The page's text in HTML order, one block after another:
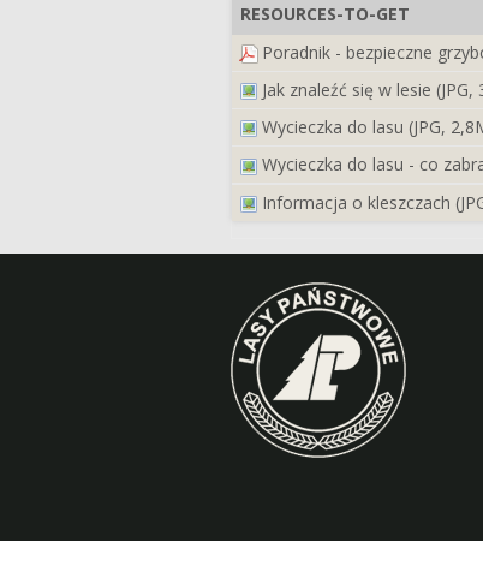
RESOURCES-TO-GET
Poradnik - bezpieczne
Jak znaleźć się w lesie (JPG,
Wycieczka do lasu (JPG,
Wycieczka do lasu - co
Informacja o kleszczach